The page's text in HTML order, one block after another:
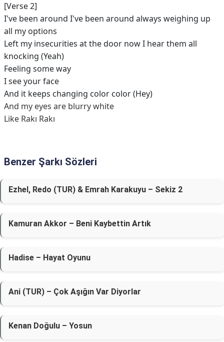
[Verse 2]
I've been around I've been around always weighing up
all my options
Left my insecurities at the door now I hear them all
knocking (Yeah)
Feeling some way
I see your face
And it keeps changing color color (Hey)
And my eyes arе blurry white
Like Rakı Rakı
Benzer Şarkı Sözleri
Ezhel, Redo (TUR) & Emrah Karakuyu – Sekiz 2
Kamuran Akkor – Beni Kaybettin Artık
Hadise – Hayat Oyunu
Ani (TUR) – Çok Aşığın Var Diyorlar
Kenan Doğulu – Yosun